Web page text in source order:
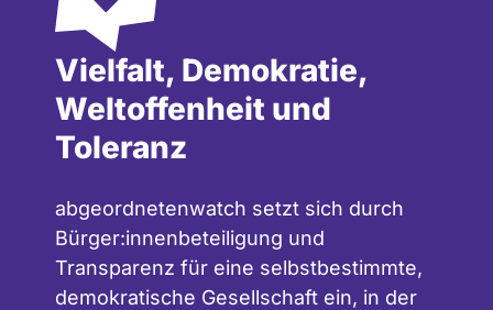
Vielfalt, Demokratie,
Weltoffenheit und
Toleranz
abgeordnetenwatch setzt sich durch
Bürger:innenbeteiligung und
Transparenz für eine selbstbestimmte,
demokratische Gesellschaft ein, in der